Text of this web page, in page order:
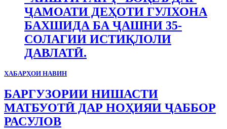
ҶАМОАТИ ДЕҲОТИ ГУЛХОНА
БАХШИДА БА ҶАШНИ 35-
СОЛАГИИ ИСТИҚЛОЛИ
ДАВЛАТӢ.
ХАБАРҲОИ НАВИН
БАРГУЗОРИИ НИШАСТИ
МАТБУОТӢ ДАР НОҲИЯИ ҶАББОР
РАСУЛОВ